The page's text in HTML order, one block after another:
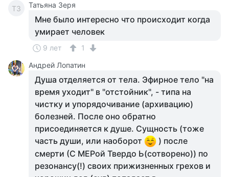
ТЗ Татьяна Зеря
Мне было интересно что происходит когда
умирает человек
9 лет
1
Андрей Лопатин
Душа отделяется от тела. Эфирное тело "на
время уходит" в "отстойник", - типа на
чистку и упорядочивание (архивацию)
болезней. После оно обратно
присоединяется к душе. Сущность (тоже
часть души, или наоборот
) после
смерти (С МЕРой Твердо Ь(сотворено)) по
резонансу(!) своих прижизненных грехов и